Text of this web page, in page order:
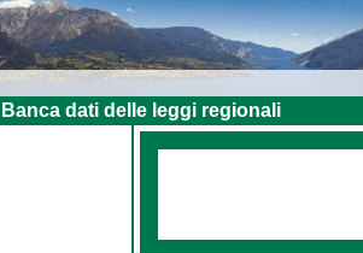
Banca dati delle leggi regionali